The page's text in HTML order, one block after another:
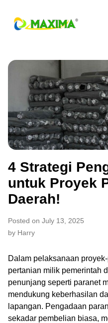
4 Strategi
untuk Proyek
Daerah!
Posted on July 13, 2025
by Harry
Dalam pelaksanaan
pertanian milik pemerintah
penunjang seperti paranet
mendukung keberhasilan
lapangan. Pengadaan
sekadar pembelian biasa,